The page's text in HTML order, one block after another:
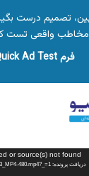
مخاطب واقعی تست
فرم Quick Ad Test
or source(s) not found
دریافت پرونده: https://cdn.mediaarshiv.ir/files/Ra-sh990007-003_MP4-480.mp4?_=1